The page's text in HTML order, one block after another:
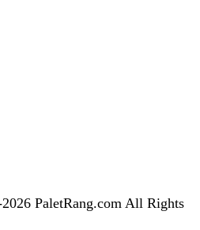
PaletRang.com All Rights